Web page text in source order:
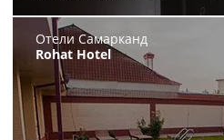
Отели Самарканд
Rohat Hotel